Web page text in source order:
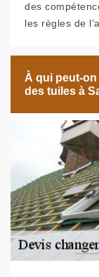
des
les règles de
À qui peut-
des tuiles à